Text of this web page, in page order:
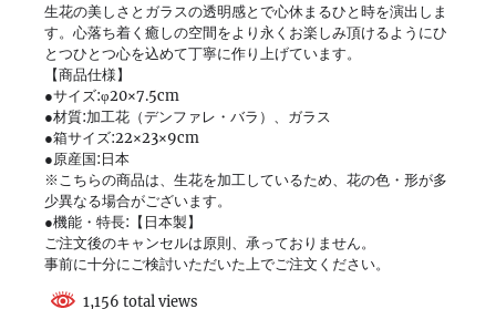
生花の美しさとガラスの透明感とで心休まるひと時を演出しま
す。心落ち着く癒しの空間をより永くお楽しみ頂けるようにひ
とつひとつ心を込めて丁寧に作り上げています。
【商品仕様】
●サイズ:φ20×7.5cm
●材質:加工花（デンファレ・バラ）、ガラス
●箱サイズ:22×23×9cm
●原産国:日本
※こちらの商品は、生花を加工しているため、花の色・形が多
少異なる場合がございます。
●機能・特長:【日本製】
ご注文後のキャンセルは原則、承っておりません。
事前に十分にご検討いただいた上でご注文ください。
1,156 total views